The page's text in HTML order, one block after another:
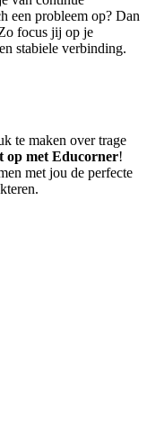
een probleem op? Dan
focus jij op je
stabiele verbinding.
te maken over trage
op met Educorner!
met jou de perfecte